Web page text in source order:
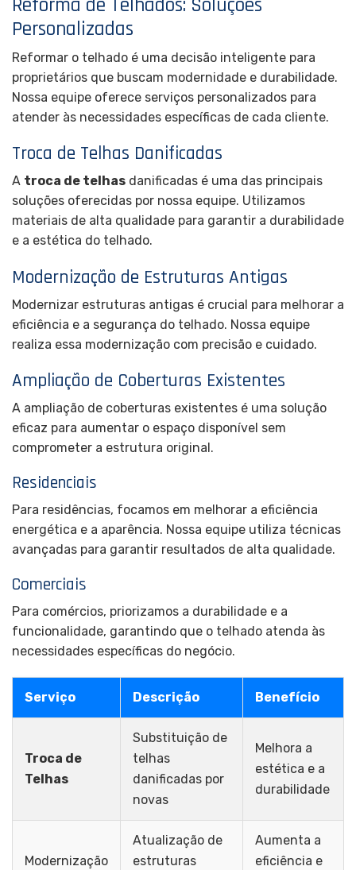
Reforma de Telhados: Soluções
Personalizadas
Reformar o telhado é uma decisão inteligente para
proprietários que buscam modernidade e durabilidade.
Nossa equipe oferece serviços personalizados para
atender às necessidades específicas de cada cliente.
Troca de Telhas Danificadas
A troca de telhas danificadas é uma das principais
soluções oferecidas por nossa equipe. Utilizamos
materiais de alta qualidade para garantir a durabilidade
e a estética do telhado.
Modernização de Estruturas Antigas
Modernizar estruturas antigas é crucial para melhorar a
eficiência e a segurança do telhado. Nossa equipe
realiza essa modernização com precisão e cuidado.
Ampliação de Coberturas Existentes
A ampliação de coberturas existentes é uma solução
eficaz para aumentar o espaço disponível sem
comprometer a estrutura original.
Residenciais
Para residências, focamos em melhorar a eficiência
energética e a aparência. Nossa equipe utiliza técnicas
avançadas para garantir resultados de alta qualidade.
Comerciais
Para comércios, priorizamos a durabilidade e a
funcionalidade, garantindo que o telhado atenda às
necessidades específicas do negócio.
Serviço Descrição Benefício
Troca de
Telhas
Substituição de
telhas
danificadas por
novas
Melhora a
estética e a
durabilidade
Modernização
Atualização de
estruturas
Aumenta a
eficiência e